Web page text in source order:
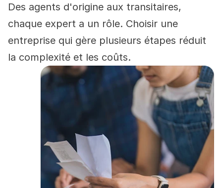
Des agents d'origine aux transitaires,
chaque expert a un rôle. Choisir une
entreprise qui gère plusieurs étapes réduit
la complexité et les coûts.